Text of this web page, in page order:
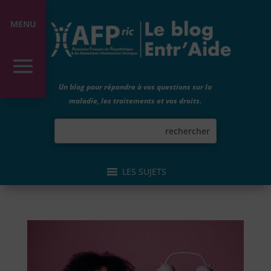
Un blog pour répondre à vos questions sur la
maladie, les traitements et vos droits.
LES SUJETS
MENU